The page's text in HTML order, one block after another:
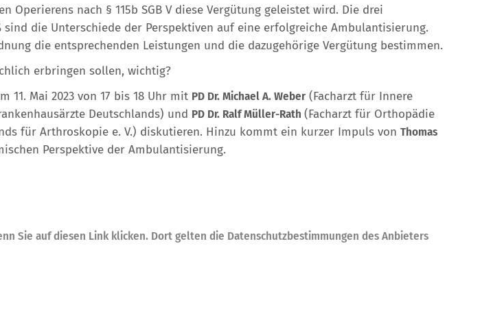
nach § 115b SGB V diese Vergütung geleistet wird. Die drei
die Unterschiede der Perspektiven auf eine erfolgreiche Ambulantisierung.
die entsprechenden Leistungen und die dazugehörige Vergütung bestimmen.
erbringen sollen, wichtig?
11. Mai 2023 von 17 bis 18 Uhr mit PD Dr. Michael A. Weber (Facharzt für Innere
Deutschlands) und PD Dr. Ralf Müller-Rath (Facharzt für Orthopädie
für Arthroskopie e. V.) diskutieren. Hinzu kommt ein kurzer Impuls von Thomas
Perspektive der Ambulantisierung.
Sie auf diesen Link klicken. Dort gelten die Datenschutzbestimmungen des Anbieters